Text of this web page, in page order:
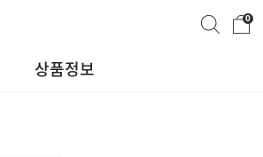
0
상품정보